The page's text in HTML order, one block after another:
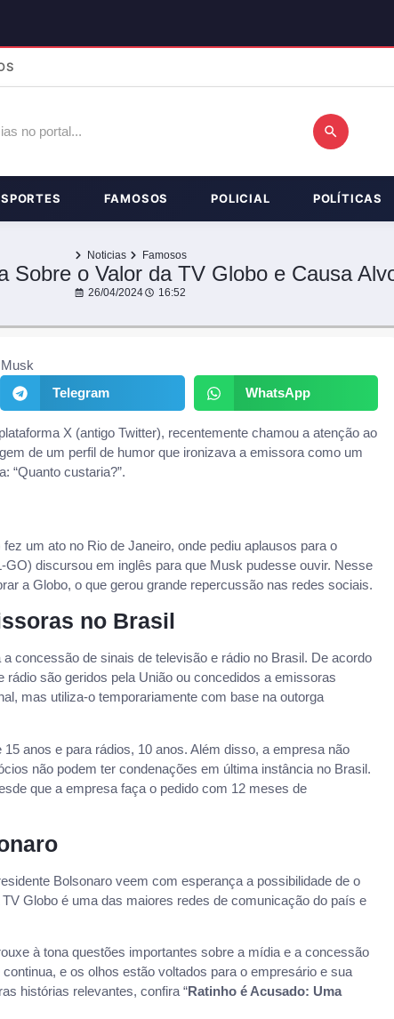
FAMOSOS POLICIAL POLÍTICAS
Noticias Famosos
Sobre o Valor da TV Globo e Causa
26/04/2024 16:52
Telegram WhatsApp
X (antigo Twitter), recentemente chamou a atenção ao
de um perfil de humor que ironizava a emissora como um
“Quanto custaria?”.
um ato no Rio de Janeiro, onde pediu aplausos para o
discursou em inglês para que Musk pudesse ouvir. Nesse
a Globo, o que gerou grande repercussão nas redes sociais.
no Brasil
concessão de sinais de televisão e rádio no Brasil. De acordo
são geridos pela União ou concedidos a emissoras
mas utiliza-o temporariamente com base na outorga
anos e para rádios, 10 anos. Além disso, a empresa não
não podem ter condenações em última instância no Brasil.
que a empresa faça o pedido com 12 meses de
Bolsonaro veem com esperança a possibilidade de o
Globo é uma das maiores redes de comunicação do país e
à tona questões importantes sobre a mídia e a concessão
e os olhos estão voltados para o empresário e sua
histórias relevantes, confira “Ratinho é Acusado: Uma